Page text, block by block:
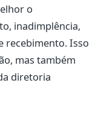
o
inadimplência,
recebimento. Isso
mas também
diretoria